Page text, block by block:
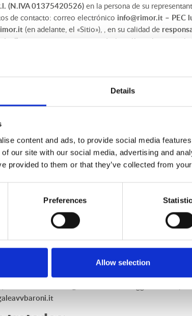
Details
content and ads, to provide social media
our site with our social media, advertising and
provided to them or that they’ve collected from
Preferences
Allow selection
(N.IVA 01375420526) en la persona de su
de contacto: correo electrónico info@rimor.it – PEC
(en adelante, el «Sitio»), , en su calidad de
”), proporciona a continuación la política de
el “
a través del mismo están reservados a personas
menores de 18 años. A petición de los usuarios, el
y relativos a menores de 18 años.
y C.F. BRNCMN73T50L826B), con carácter de
Reggio nell'Emilia (RE), datos de contacto: correo
– Tel. 0522506307.
el derecho a la privacidad y a la protección de los
los Usuarios pueden ponerse en contacto con
a:
LUANO CAMP S.r.l.in Via Piemonte, 3, 53036
luanocampsrl@legalmail.it
una:
a:
con domicilio social en
Via